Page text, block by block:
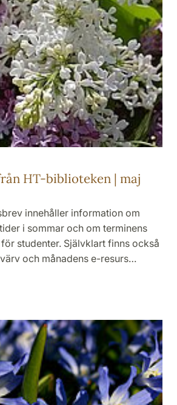
HT-biblioteken | maj
innehåller information om
i sommar och om terminens
studenter. Självklart finns också
och månadens e-resurs…